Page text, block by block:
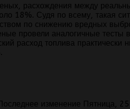
расхождения между
18%. Судя по всему, такая
по снижению вредных
провели аналогичные
расход топлива практически
изменение Пятница,